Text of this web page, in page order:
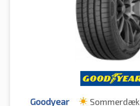
Goodyear Sommerdæk